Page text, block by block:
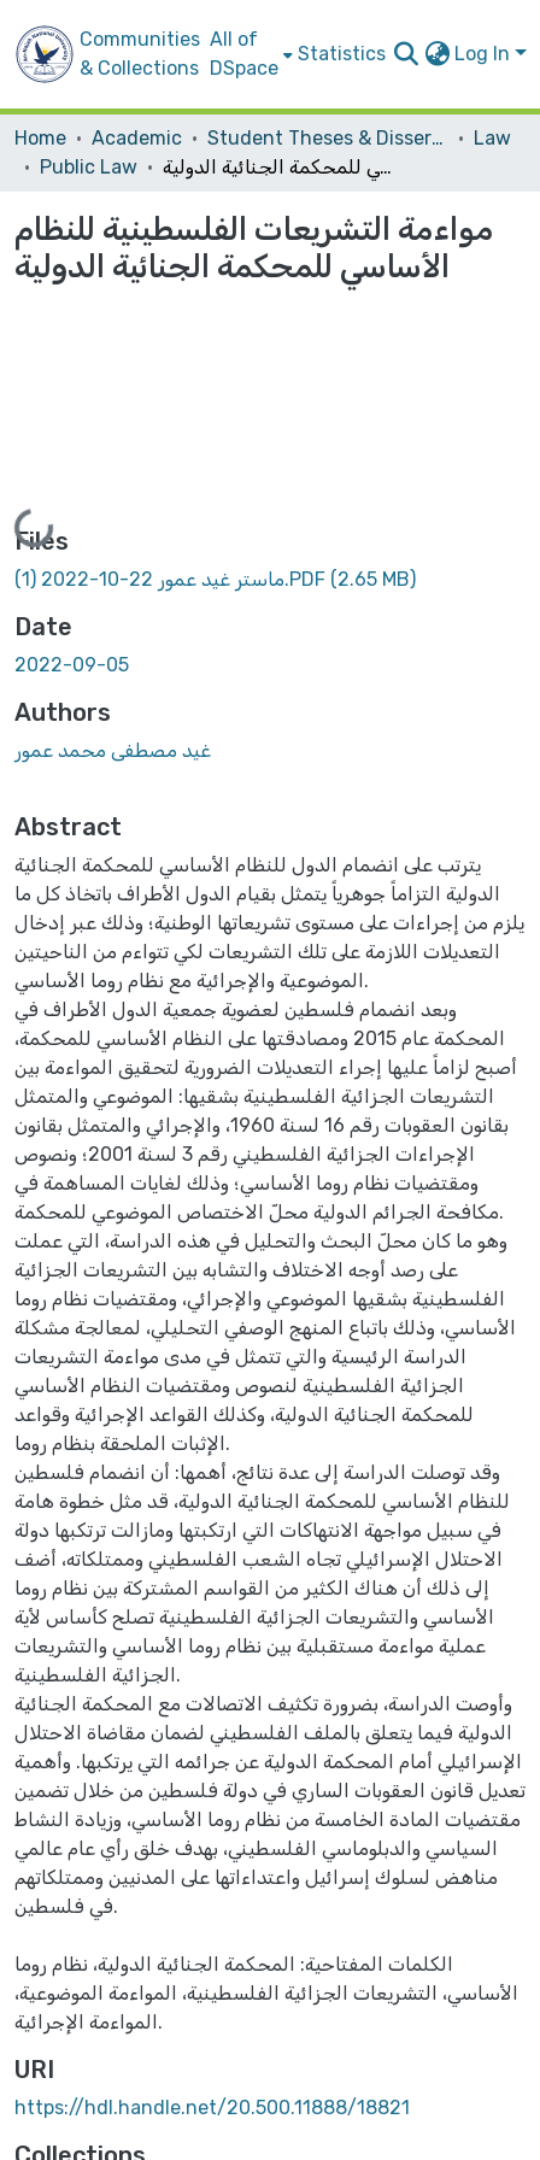
Communities
& Collections
All of
DSpace
Statistics Log In
Home Academic Student Theses & Dissertations
Law
Public Law
مواءمة التشريعات الفلسطينية للنظام الأساسي للمحكمة الجنائية الدولية
مواءمة التشريعات الفلسطينية للنظام
الأساسي للمحكمة الجنائية الدولية
Loading...
Files
ماستر غيد عمور 22-10-2022 (1).PDF (2.65 MB)
Date
2022-09-05
Authors
غيد مصطفى محمد عمور
Abstract
يترتب على انضمام الدول للنظام الأساسي للمحكمة الجنائية
الدولية التزاماً جوهرياً يتمثل بقيام الدول الأطراف باتخاذ كل ما
يلزم من إجراءات على مستوى تشريعاتها الوطنية؛ وذلك عبر إدخال
التعديلات اللازمة على تلك التشريعات لكي تتواءم من الناحيتين
الموضوعية والإجرائية مع نظام روما الأساسي.
وبعد انضمام فلسطين لعضوية جمعية الدول الأطراف في
المحكمة عام 2015 ومصادقتها على النظام الأساسي للمحكمة،
أصبح لزاماً عليها إجراء التعديلات الضرورية لتحقيق المواءمة بين
التشريعات الجزائية الفلسطينية بشقيها: الموضوعي والمتمثل
بقانون العقوبات رقم 16 لسنة 1960، والإجرائي والمتمثل بقانون
الإجراءات الجزائية الفلسطيني رقم 3 لسنة 2001؛ ونصوص
ومقتضيات نظام روما الأساسي؛ وذلك لغايات المساهمة في
مكافحة الجرائم الدولية محلّ الاختصاص الموضوعي للمحكمة.
وهو ما كان محلّ البحث والتحليل في هذه الدراسة، التي عملت
على رصد أوجه الاختلاف والتشابه بين التشريعات الجزائية
الفلسطينية بشقيها الموضوعي والإجرائي، ومقتضيات نظام روما
الأساسي، وذلك باتباع المنهج الوصفي التحليلي، لمعالجة مشكلة
الدراسة الرئيسية والتي تتمثل في مدى مواءمة التشريعات
الجزائية الفلسطينية لنصوص ومقتضيات النظام الأساسي
للمحكمة الجنائية الدولية، وكذلك القواعد الإجرائية وقواعد
الإثبات الملحقة بنظام روما.
وقد توصلت الدراسة إلى عدة نتائج، أهمها: أن انضمام فلسطين
للنظام الأساسي للمحكمة الجنائية الدولية، قد مثل خطوة هامة
في سبيل مواجهة الانتهاكات التي ارتكبتها ومازالت ترتكبها دولة
الاحتلال الإسرائيلي تجاه الشعب الفلسطيني وممتلكاته، أضف
إلى ذلك أن هناك الكثير من القواسم المشتركة بين نظام روما
الأساسي والتشريعات الجزائية الفلسطينية تصلح كأساس لأية
عملية مواءمة مستقبلية بين نظام روما الأساسي والتشريعات
الجزائية الفلسطينية.
وأوصت الدراسة، بضرورة تكثيف الاتصالات مع المحكمة الجنائية
الدولية فيما يتعلق بالملف الفلسطيني لضمان مقاضاة الاحتلال
الإسرائيلي أمام المحكمة الدولية عن جرائمه التي يرتكبها. وأهمية
تعديل قانون العقوبات الساري في دولة فلسطين من خلال تضمين
مقتضيات المادة الخامسة من نظام روما الأساسي، وزيادة النشاط
السياسي والدبلوماسي الفلسطيني، بهدف خلق رأي عام عالمي
مناهض لسلوك إسرائيل واعتداءاتها على المدنيين وممتلكاتهم
في فلسطين.
الكلمات المفتاحية: المحكمة الجنائية الدولية، نظام روما
الأساسي، التشريعات الجزائية الفلسطينية، المواءمة الموضوعية،
المواءمة الإجرائية.
URI
https://hdl.handle.net/20.500.11888/18821